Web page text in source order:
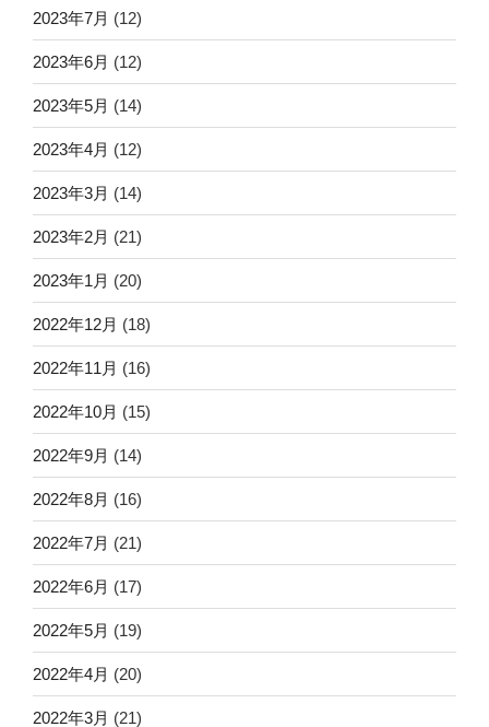
2023年7月 (12)
2023年6月 (12)
2023年5月 (14)
2023年4月 (12)
2023年3月 (14)
2023年2月 (21)
2023年1月 (20)
2022年12月 (18)
2022年11月 (16)
2022年10月 (15)
2022年9月 (14)
2022年8月 (16)
2022年7月 (21)
2022年6月 (17)
2022年5月 (19)
2022年4月 (20)
2022年3月 (21)